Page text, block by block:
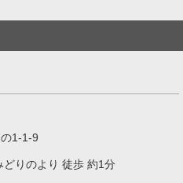
1-1-9
りのより 徒歩 約1分